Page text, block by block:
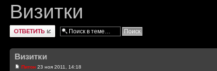
Визитки
Ответить
Визитки
Питон 23 ноя 2011, 14:18